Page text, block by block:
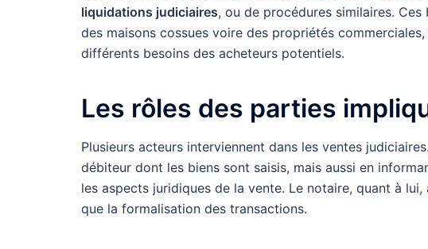
liquidations judiciaires, ou de procédures similaires.
des maisons cossues voire des propriétés
différents besoins des acheteurs potentiels.
Les rôles des parties
Plusieurs acteurs interviennent dans les ventes
débiteur dont les biens sont saisis, mais aussi en
les aspects juridiques de la vente. Le notaire, quant à
que la formalisation des transactions.